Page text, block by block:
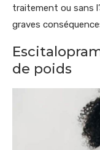
traitement ou sans
graves
de poids